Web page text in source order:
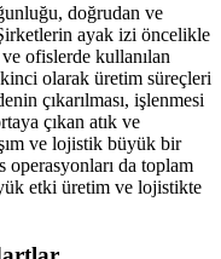
doğrudan ve
ayak izi öncelikle
ofislerde kullanılan
olarak üretim süreçleri
çıkarılması, işlenmesi
çıkan atık ve
ve lojistik büyük bir
operasyonları da toplam
etki üretim ve lojistikte